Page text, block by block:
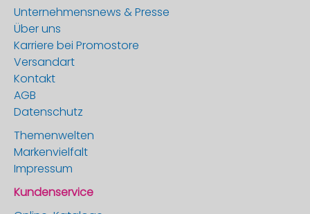
Unternehmensnews & Presse
Über uns
Karriere bei Promostore
Versandart
Kontakt
AGB
Datenschutz
Themenwelten
Markenvielfalt
Impressum
Kundenservice